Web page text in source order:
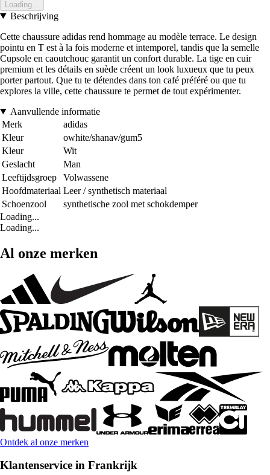
Loading...
Beschrijving
Cette chaussure adidas rend hommage au modèle terrace. Le design
pointu en T est à la fois moderne et intemporel, tandis que la semelle
Cupsole en caoutchouc garantit un confort durable. La tige en cuir
premium et les détails en suède créent un look luxueux que tu peux
porter partout. Que tu te détendes dans ton café préféré ou que tu
explores la ville, cette chaussure te permet de tout expérimenter.
Aanvullende informatie
Merk
adidas
Kleur
owhite/shanav/gum5
Kleur
Wit
Geslacht
Man
Leeftijdsgroep
Volwassene
Hoofdmateriaal Leer / synthetisch materiaal
Schoenzool
synthetische zool met schokdemper
Loading...
Loading...
Al onze merken
Ontdek al onze merken
Klantenservice in Frankrijk